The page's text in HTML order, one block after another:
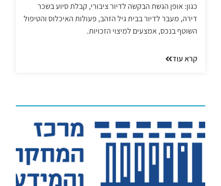
כגון: אופן הגשת הבקשה לדיור ציבורי, קבלת סיוע בשכר
דירה, מעבר לדיור בבית גיל הזהב, פעולות האיכלוס והטיפול
השוטף בנכס, אמצעים למיצוי הזכויות.
קרא עוד